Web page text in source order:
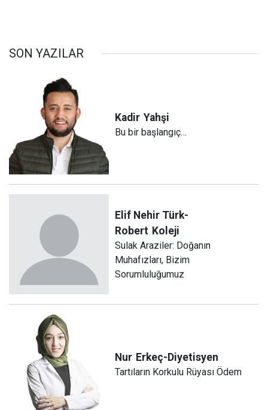
SON YAZILAR
Kadir Yahşi
Bu bir başlangıç…
Elif Nehir Türk-
Robert Koleji
Sulak Araziler: Doğanın
Muhafızları, Bizim
Sorumluluğumuz
Nur Erkeç-Diyetisyen
Tartıların Korkulu Rüyası Ödem